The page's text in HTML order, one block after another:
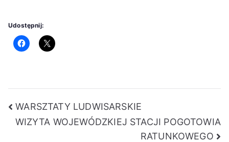
Udostępnij:
Nawigacja
wpisu
WARSZTATY LUDWISARSKIE
WIZYTA WOJEWÓDZKIEJ STACJI POGOTOWIA
RATUNKOWEGO